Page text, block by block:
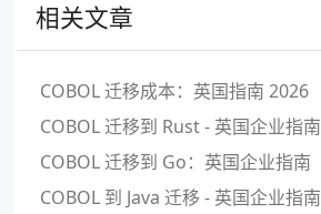
相关文章
COBOL 迁移成本：英国指南 2026
COBOL 迁移到 Rust - 英国企业指南
COBOL 迁移到 Go：英国企业指南
COBOL 到 Java 迁移 - 英国企业指南